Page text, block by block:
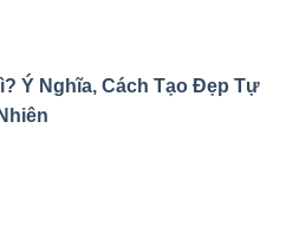
Ý Nghĩa, Cách Tạo Đẹp Tự
Nhiên